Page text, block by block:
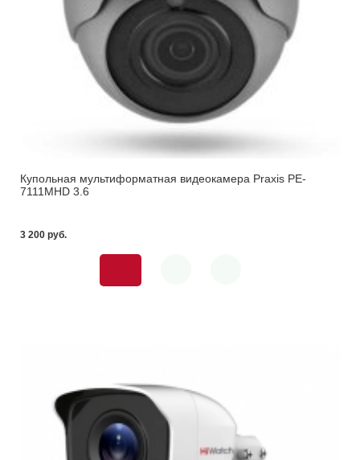
Купольная мультиформатная видеокамера Praxis PE-
7111MHD 3.6
3 200 pуб.